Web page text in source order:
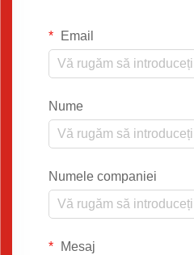
Email
Nume
Numele companiei
Mesaj